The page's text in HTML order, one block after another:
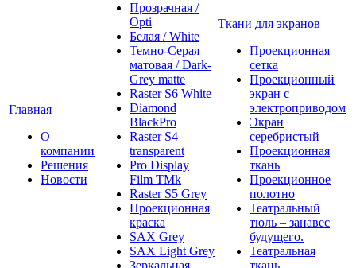
Главная
О
компании
Решения
Новости
Прозрачная /
Opti
Белая / White
Темно-Серая
матовая / Dark-
Grey matte
Raster S6 White
Diamond
BlackPro
Raster S4
transparent
Pro Display
Film ТМk
Raster S5 Grey
Проекционная
краска
SAX Grey
SAX Light Grey
Зеркальная
Ткани для экранов
Проекционная
сетка
Проекционный
экран с
электроприводом
Экран
серебристый
Проекционная
ткань
Проекционное
полотно
Театральный
тюль – занавес
будущего.
Театральная
ткань